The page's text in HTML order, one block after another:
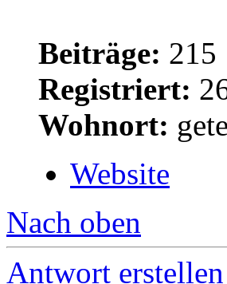
Beiträge: 215
Registriert:
Wohnort:
Website
Nach oben
Antwort erstellen